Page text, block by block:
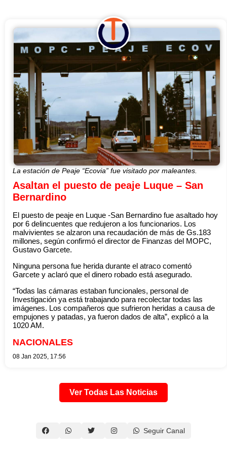
La estación de Peaje “Ecovia” fue visitado por maleantes.
Asaltan el puesto de peaje Luque – San
Bernardino
El puesto de peaje en Luque -San Bernardino fue asaltado hoy
por 6 delincuentes que redujeron a los funcionarios. Los
malvivientes se alzaron una recaudación de más de Gs.183
millones, según confirmó el director de Finanzas del MOPC,
Gustavo Garcete.
Ninguna persona fue herida durante el atraco comentó
Garcete y aclaró que el dinero robado está asegurado.
“Todas las cámaras estaban funcionales, personal de
Investigación ya está trabajando para recolectar todas las
imágenes. Los compañeros que sufrieron heridas a causa de
empujones y patadas, ya fueron dados de alta”, explicó a la
1020 AM.
NACIONALES
08 Jan 2025, 17:56
Ver Todas Las Noticias
Seguir Canal